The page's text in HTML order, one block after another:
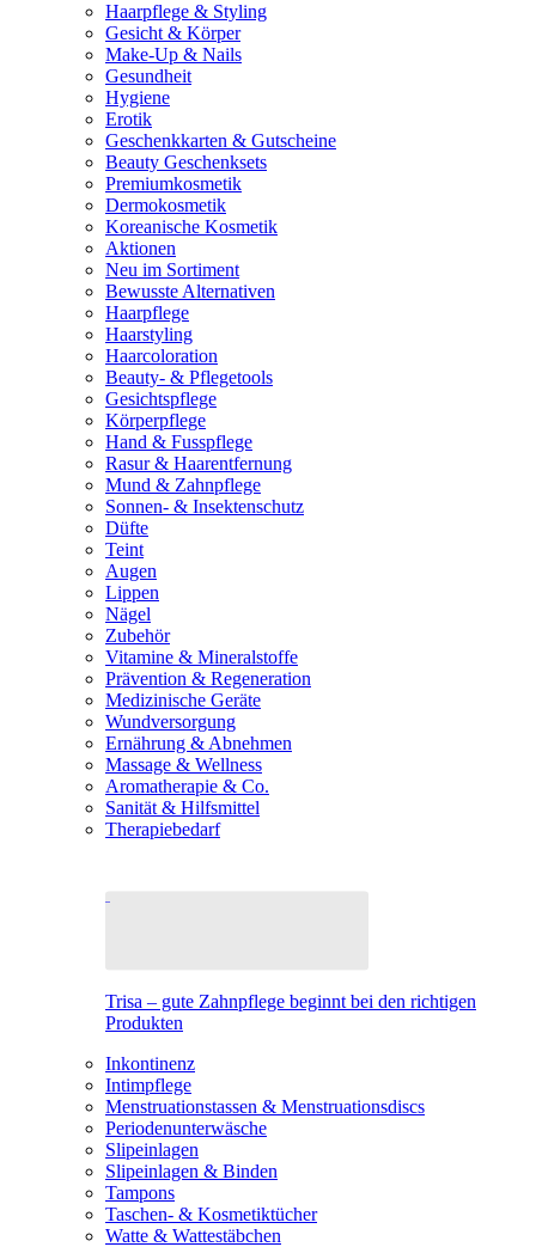
Haarpflege & Styling
Gesicht & Körper
Make-Up & Nails
Gesundheit
Hygiene
Erotik
Geschenkkarten & Gutscheine
Beauty Geschenksets
Premiumkosmetik
Dermokosmetik
Koreanische Kosmetik
Aktionen
Neu im Sortiment
Bewusste Alternativen
Haarpflege
Haarstyling
Haarcoloration
Beauty- & Pflegetools
Gesichtspflege
Körperpflege
Hand & Fusspflege
Rasur & Haarentfernung
Mund & Zahnpflege
Sonnen- & Insektenschutz
Düfte
Teint
Augen
Lippen
Nägel
Zubehör
Vitamine & Mineralstoffe
Prävention & Regeneration
Medizinische Geräte
Wundversorgung
Ernährung & Abnehmen
Massage & Wellness
Aromatherapie & Co.
Sanität & Hilfsmittel
Therapiebedarf
Trisa – gute Zahnpflege beginnt bei den richtigen
Produkten
Inkontinenz
Intimpflege
Menstruationstassen & Menstruationsdiscs
Periodenunterwäsche
Slipeinlagen
Slipeinlagen & Binden
Tampons
Taschen- & Kosmetiktücher
Watte & Wattestäbchen